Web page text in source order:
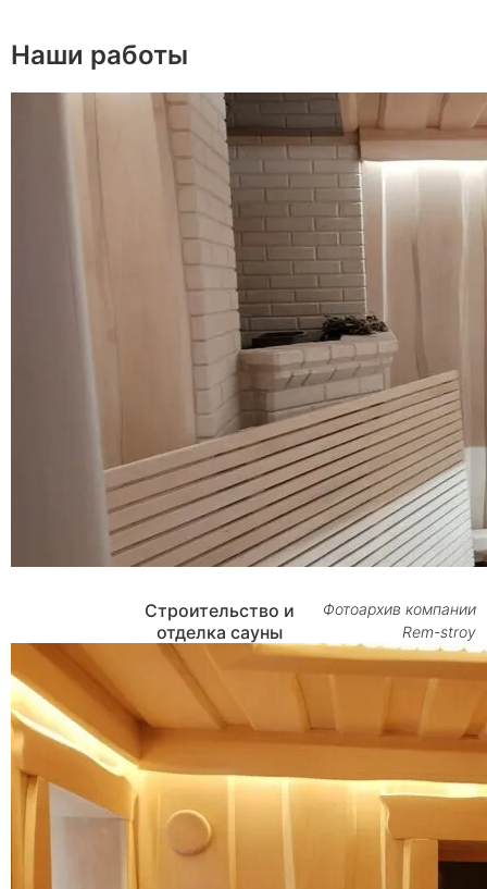
Наши работы
Строительство и
отделка сауны
Фотоархив компании
Rem-stroy